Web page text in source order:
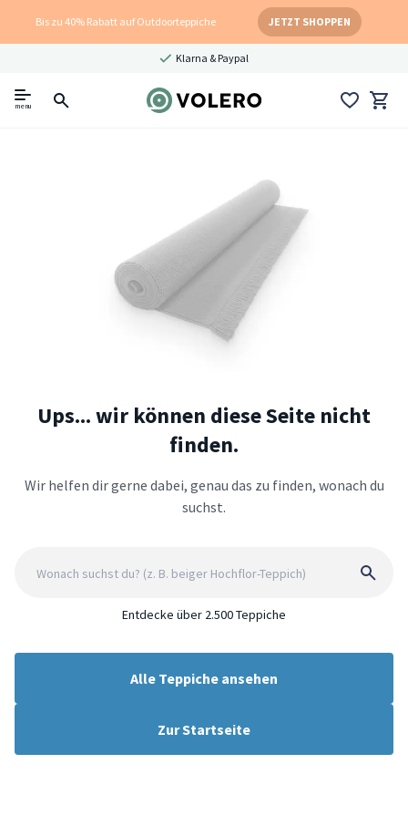
Bis zu 40% Rabatt auf Outdoorteppiche JETZT SHOPPEN
Klarna & Paypal
menu
Ups... wir können diese Seite nicht
finden.
Wir helfen dir gerne dabei, genau das zu finden, wonach du
suchst.
Entdecke über 2.500 Teppiche
Alle Teppiche ansehen
Zur Startseite